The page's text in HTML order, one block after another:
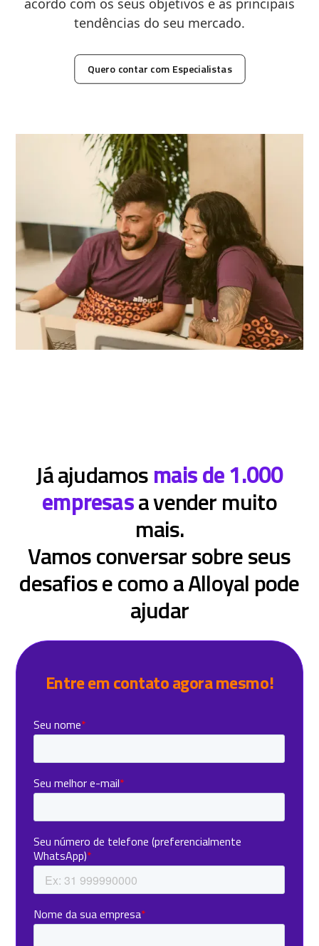
acordo com os seus objetivos e as principais
tendências do seu mercado.
Quero contar com Especialistas
Já ajudamosmais de 1.000
empresasa vender muito
mais.
Vamos conversar sobre seus
desafios e como a Alloyal pode
ajudar
Entre em contato agora mesmo!